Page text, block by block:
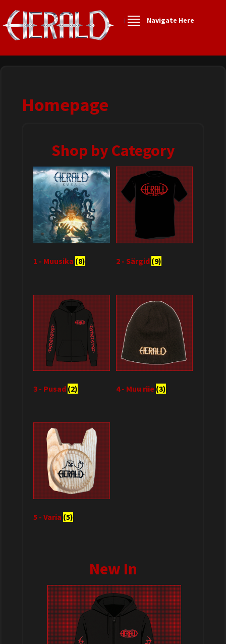
Navigate Here
Homepage
Shop by Category
1 - Muusika (8) 2 - Särgid (9)
3 - Pusad (2) 4 - Muu riie (3)
5 - Varia (5)
New In